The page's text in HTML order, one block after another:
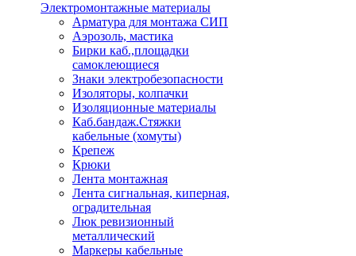
Электромонтажные материалы
Арматура для монтажа СИП
Аэрозоль, мастика
Бирки каб.,площадки
самоклеющиеся
Знаки электробезопасности
Изоляторы, колпачки
Изоляционные материалы
Каб.бандаж.Стяжки
кабельные (хомуты)
Крепеж
Крюки
Лента монтажная
Лента сигнальная, киперная,
оградительная
Люк ревизионный
металлический
Маркеры кабельные